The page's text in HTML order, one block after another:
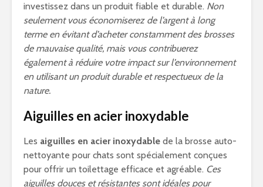
investissez dans un produit fiable et durable. Non
seulement vous économiserez de l’argent à long
terme en évitant d’acheter constamment des brosses
de mauvaise qualité, mais vous contribuerez
également à réduire votre impact sur l’environnement
en utilisant un produit durable et respectueux de la
nature.
Aiguilles en acier inoxydable
Les aiguilles en acier inoxydable de la brosse auto-
nettoyante pour chats sont spécialement conçues
pour offrir un toilettage efficace et agréable. Ces
aiguilles douces et résistantes sont idéales pour